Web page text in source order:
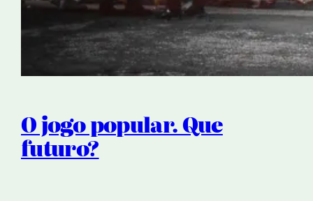
O jogo popular. Que
futuro?